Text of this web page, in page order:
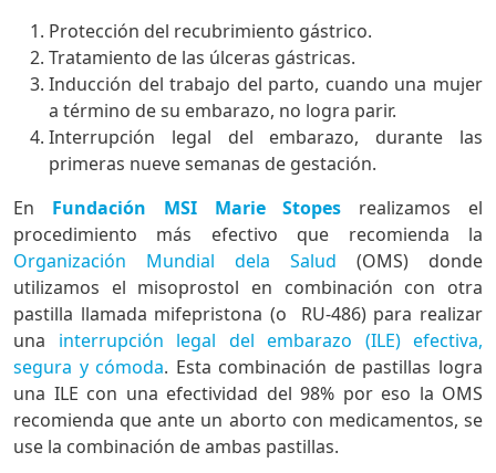
Protección del recubrimiento gástrico.
Tratamiento de las úlceras gástricas.
Inducción del trabajo del parto, cuando una mujer
a término de su embarazo, no logra parir.
Interrupción legal del embarazo, durante las
primeras nueve semanas de gestación.
En Fundación MSI Marie Stopes
realizamos el
procedimiento más efectivo que recomienda la
Organización Mundial dela Salud (OMS) donde
utilizamos el misoprostol en combinación con otra
pastilla llamada mifepristona (o RU-486) para realizar
una interrupción legal del embarazo (ILE) efectiva,
segura y cómoda. Esta combinación de pastillas logra
una ILE con una efectividad del 98% por eso la OMS
recomienda que ante un aborto con medicamentos, se
use la combinación de ambas pastillas.